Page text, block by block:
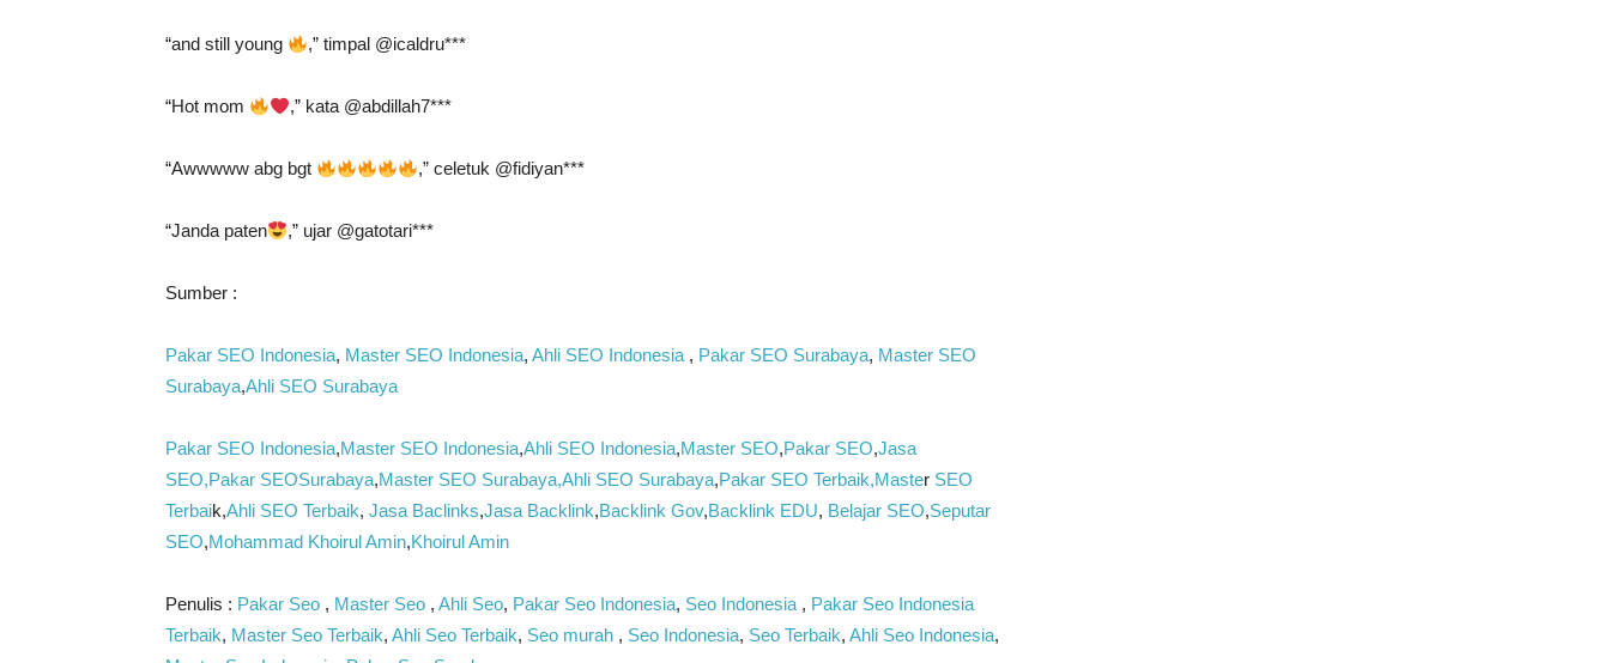
“and still young ,” timpal @icaldru***
“Hot mom ,” kata @abdillah7***
“Awwwww abg bgt ,” celetuk @fidiyan***
“Janda paten ,” ujar @gatotari***
Sumber :
Pakar SEO Indonesia, Master SEO Indonesia, Ahli SEO Indonesia , Pakar SEO Surabaya, Master SEO
Surabaya,Ahli SEO Surabaya
Pakar SEO Indonesia,Master SEO Indonesia,Ahli SEO Indonesia,Master SEO,Pakar SEO,Jasa
SEO,Pakar SEOSurabaya,Master SEO Surabaya,Ahli SEO Surabaya,Pakar SEO Terbaik,Master SEO
Terbaik,Ahli SEO Terbaik, Jasa Baclinks,Jasa Backlink,Backlink Gov,Backlink EDU, Belajar SEO,Seputar
SEO,Mohammad Khoirul Amin,Khoirul Amin
Penulis : Pakar Seo , Master Seo , Ahli Seo, Pakar Seo Indonesia, Seo Indonesia , Pakar Seo Indonesia
Terbaik, Master Seo Terbaik, Ahli Seo Terbaik, Seo murah , Seo Indonesia, Seo Terbaik, Ahli Seo Indonesia,